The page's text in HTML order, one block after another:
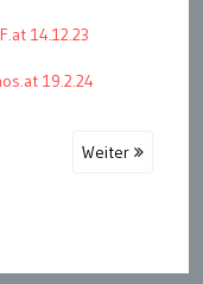
14.12.23
19.2.24
Weiter